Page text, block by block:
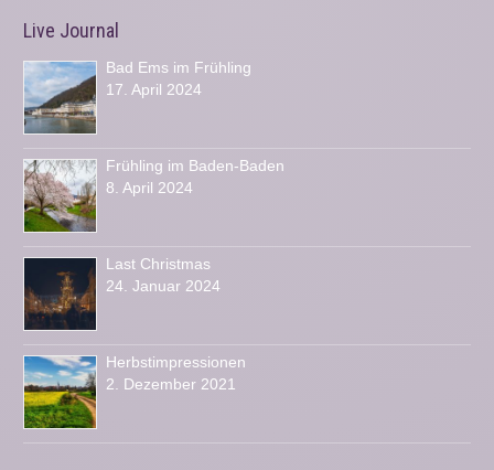
Live Journal
Bad Ems im Frühling
17. April 2024
Frühling im Baden-Baden
8. April 2024
Last Christmas
24. Januar 2024
Herbstimpressionen
2. Dezember 2021